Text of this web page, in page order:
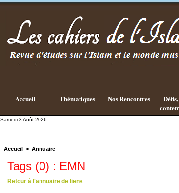
Accueil Thématiques Nos Rencontres
Samedi 8 Août 2026
Accueil > Annuaire
Tags (0) : EMN
Retour à l'annuaire de liens